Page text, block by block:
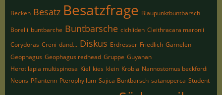
Becken Besatz Besatzfrage Blaupunktbuntbarsch
Borelli buntbarche Buntbarsche cichliden Cleithracara maronii
Corydoras Creni dand... Diskus Erdresser Friedlich Garnelen
Geophagus Geophagus redhead Gruppe Guyanan
Herotilapia multispinosa Kiel kies klein Krobia Nannostomus beckfordi
Neons Pflantenn Pterophyllum Sajica-Buntbarsch satanoperca Student